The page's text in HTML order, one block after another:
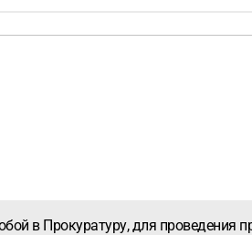
в Прокуратуру, для проведения